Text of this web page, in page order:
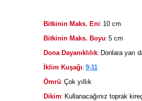
Bitkinin Maks. Eni: 10 cm
Bitkinin Maks. Boyu: 5 cm
Dona Dayanıklılık: Donlara yarı
İklim Kuşağı: 9-11
Ömrü: Çok yıllık
Dikim: Kullanacağınız toprak